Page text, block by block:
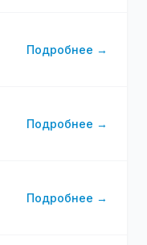
Подробнее →
Подробнее →
Подробнее →